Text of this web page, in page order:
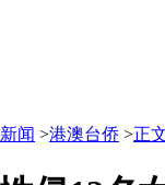
闻 >港澳台侨 >正